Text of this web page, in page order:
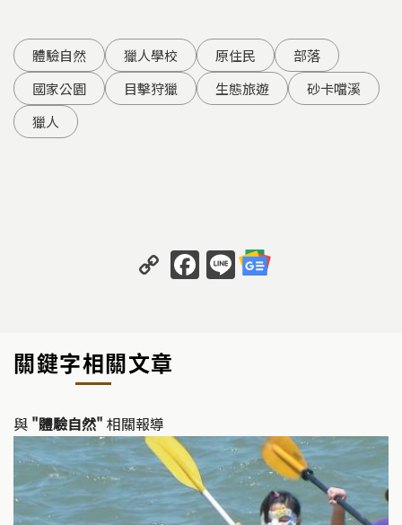
體驗自然 獵人學校 原住民
部落
國家公園
目擊狩獵 生態旅遊
砂卡噹溪
獵人
C
o
y
Li
k
F
a
o
k
Li
n
關鍵字相關文章
與 "體驗自然" 相關報導